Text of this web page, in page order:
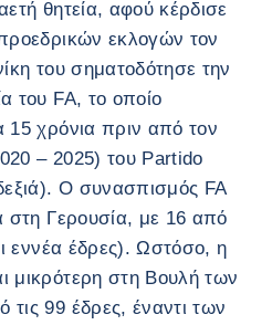
θητεία, αφού κέρδισε
εκλογών τον
του σηματοδότησε την
του FA, το οποίο
χρόνια πριν από τον
– 2025) του Partido
Ο συνασπισμός FA
στη Γερουσία, με 16 από
εννέα έδρες). Ωστόσο, η
μικρότερη στη Βουλή των
99 έδρες, έναντι των